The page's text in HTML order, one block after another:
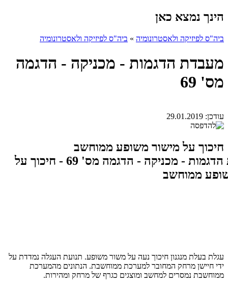
הינך נמצא כאן
ביה"ס לפיזיקה ולאסטרונומיה » ביה"ס לפיזיקה ולאסטרונומיה
מעבדת הדגמות - מכניקה - הדגמה
מס' 69
עודכן: 29.01.2019
חיכוך על מישור משופע ממוחשב
עגלת בעלת מנגנון חיכוך נעה על משור משופע. תנועת העגלה נמדדת על
ידי חיישן מרחק המחובר למערכת ממוחשבת. הנתונים מהמערכת
ממוחשבת נמסרים למחשב ומוצגים כגרף של מרחק ומהירות.